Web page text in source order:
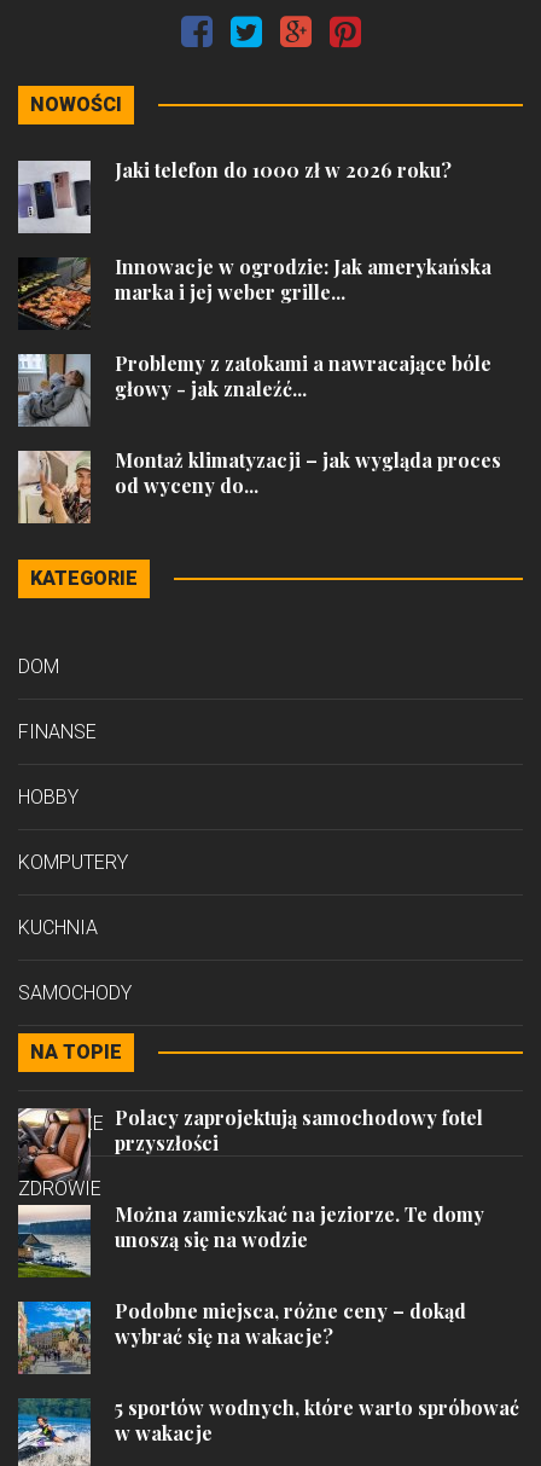
NOWOŚCI
Jaki telefon do 1000 zł w 2026 roku?
Innowacje w ogrodzie: Jak amerykańska
marka i jej weber grille...
Problemy z zatokami a nawracające bóle
głowy - jak znaleźć...
Montaż klimatyzacji – jak wygląda proces
od wyceny do...
KATEGORIE
DOM
FINANSE
HOBBY
KOMPUTERY
KUCHNIA
SAMOCHODY
STYL
PODRÓŻE
ZDROWIE
NA TOPIE
Polacy zaprojektują samochodowy fotel
przyszłości
Można zamieszkać na jeziorze. Te domy
unoszą się na wodzie
Podobne miejsca, różne ceny – dokąd
wybrać się na wakacje?
5 sportów wodnych, które warto spróbować
w wakacje